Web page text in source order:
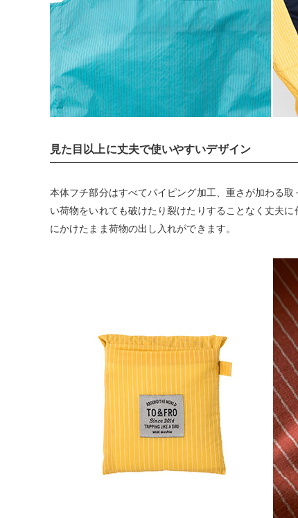
見た目以上に丈夫で使いやすいデザイン
本体フチ部分はすべてパイピング加工、重さが加わる
い荷物をいれても破けたり裂けたりすることなく丈夫
にかけたまま荷物の出し入れができます。